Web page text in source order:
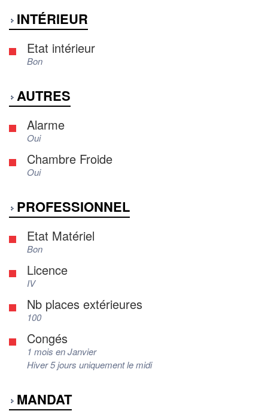
INTÉRIEUR
Etat intérieur
Bon
AUTRES
Alarme
Oui
Chambre Froide
Oui
PROFESSIONNEL
Etat Matériel
Bon
Licence
IV
Nb places extérieures
100
Congés
1 mois en Janvier
Hiver 5 jours uniquement le midi
MANDAT